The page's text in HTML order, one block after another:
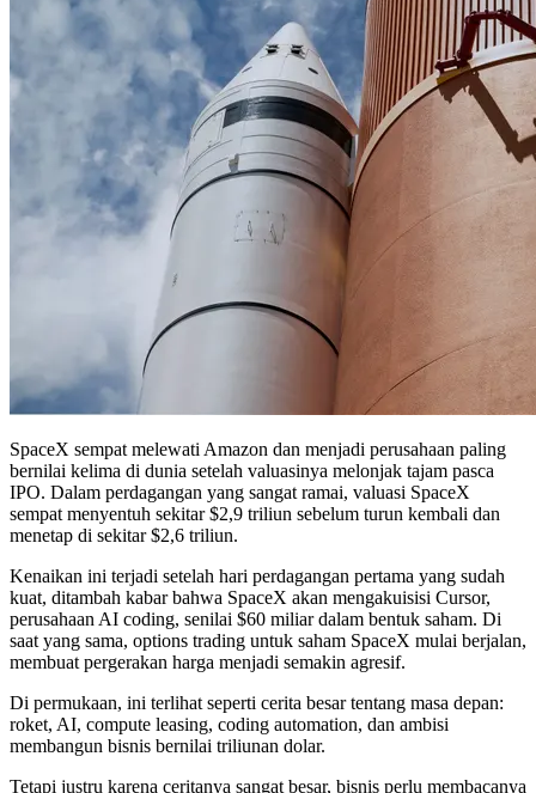
SpaceX sempat melewati Amazon dan menjadi perusahaan paling
bernilai kelima di dunia setelah valuasinya melonjak tajam pasca
IPO. Dalam perdagangan yang sangat ramai, valuasi SpaceX
sempat menyentuh sekitar $2,9 triliun sebelum turun kembali dan
menetap di sekitar $2,6 triliun.
Kenaikan ini terjadi setelah hari perdagangan pertama yang sudah
kuat, ditambah kabar bahwa SpaceX akan mengakuisisi Cursor,
perusahaan AI coding, senilai $60 miliar dalam bentuk saham. Di
saat yang sama, options trading untuk saham SpaceX mulai berjalan,
membuat pergerakan harga menjadi semakin agresif.
Di permukaan, ini terlihat seperti cerita besar tentang masa depan:
roket, AI, compute leasing, coding automation, dan ambisi
membangun bisnis bernilai triliunan dolar.
Tetapi justru karena ceritanya sangat besar, bisnis perlu membacanya